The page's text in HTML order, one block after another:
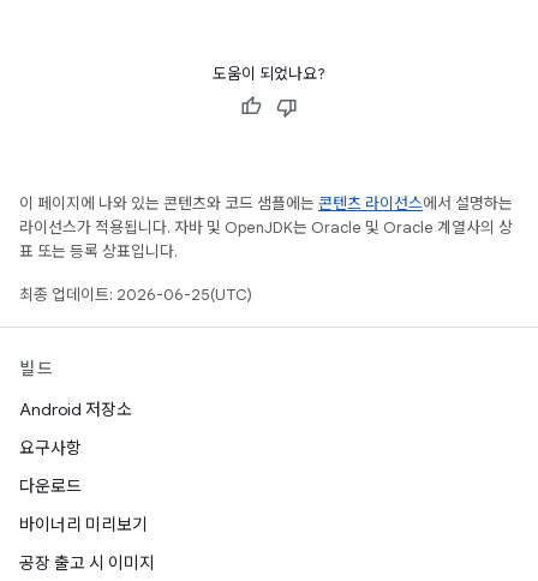
도움이 되었나요?
이 페이지에 나와 있는 콘텐츠와 코드 샘플에는 콘텐츠 라이선스에서 설명하는
라이선스가 적용됩니다. 자바 및 OpenJDK는 Oracle 및 Oracle 계열사의 상
표 또는 등록 상표입니다.
최종 업데이트: 2026-06-25(UTC)
빌드
Android 저장소
요구사항
다운로드
바이너리 미리보기
공장 출고 시 이미지